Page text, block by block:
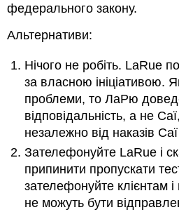
федерального закону.
Альтернативи:
Нічого не робіть. LaRue
за власною ініціативою.
проблеми, то ЛаРю
відповідальність, а не
незалежно від наказів Саї
Зателефонуйте LaRue і
припинити пропускати
зателефонуйте клієнтам і
не можуть бути